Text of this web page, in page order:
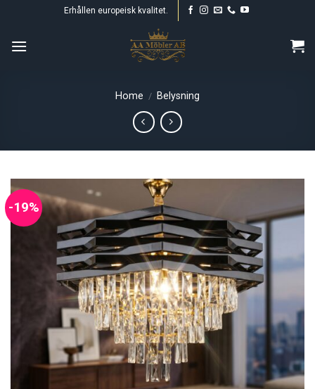
content
Erhållen europeisk kvalitet.
Home / Belysning
-19%